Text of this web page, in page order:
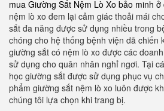
mua Giường Sắt Nệm Lò Xo bảo minh ở
nệm lò xo đem lại cảm giác thoải mái
sắt đa năng được sử dụng nhiều trong
chóng cho hệ thống bệnh viện dã chiến
giường sắt có nệm lò xo được các
sử dụng cho quân nhân nghỉ ngơi. Tại
học giường sắt được sử dụng phục vụ
phẩm giường sắt nệm lò xo luôn được
chúng tôi lựa chọn khi trang bị.